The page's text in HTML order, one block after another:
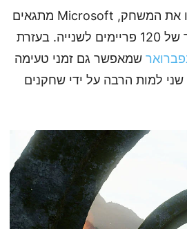
בנוסף לכך שמצב המולטיפייר יהיה בחינם גם אם לא תרכשו את המשחק, Microsoft מתגאים
בכך ש-Halo Infinite ירוץ ברזלוציית 4K ובקצב מהיר ביותר של 120 פריימים לשנייה. בעזרת
שמאפשר גם זמני טעימה
שני למות הרבה על ידי שחקנים